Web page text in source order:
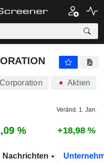
Aktien
Veränd. 1. Jan.
% +18,98 %
Nachrichten